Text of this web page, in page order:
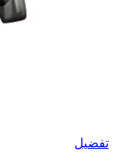
تفضيل